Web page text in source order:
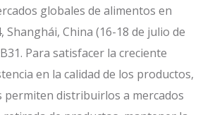
globales de alimentos en
Shanghái, China (16-18 de julio de
Para satisfacer la creciente
en la calidad de los productos,
permiten distribuirlos a mercados